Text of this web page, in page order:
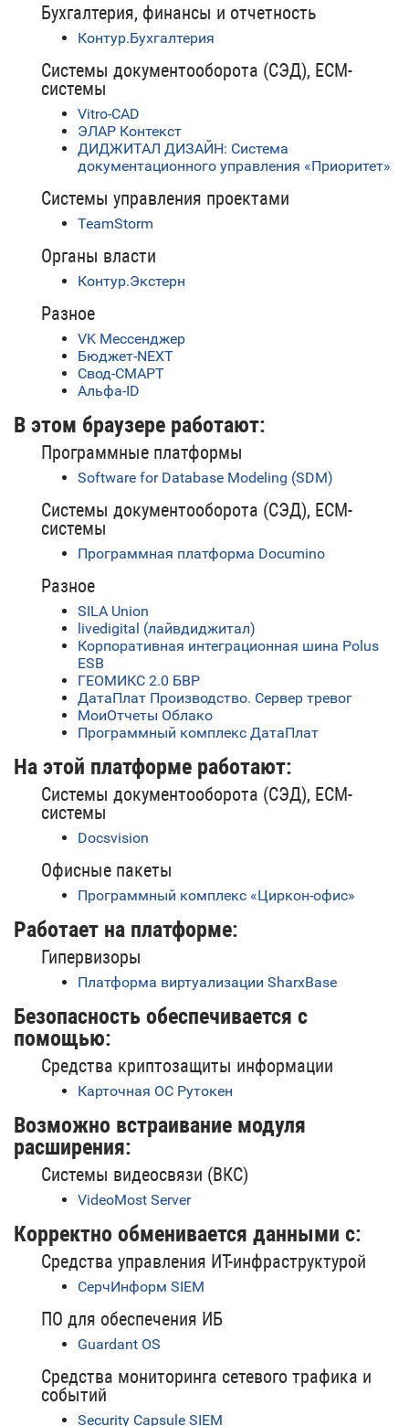
Бухгалтерия, финансы и отчетность
Контур.Бухгалтерия
Системы документооборота (СЭД), ECM-
системы
Vitro-CAD
ЭЛАР Контекст
ДИДЖИТАЛ ДИЗАЙН: Система
документационного управления «Приоритет»
Системы управления проектами
TeamStorm
Органы власти
Контур.Экстерн
Разное
VK Мессенджер
Бюджет-NEXT
Свод-СМАРТ
Альфа-ID
В этом браузере работают:
Программные платформы
Software for Database Modeling (SDM)
Системы документооборота (СЭД), ECM-
системы
Программная платформа Documino
Разное
SILA Union
livedigital (лайвдиджитал)
Корпоративная интеграционная шина Polus
ESB
ГЕОМИКС 2.0 БВР
ДатаПлат Производство. Сервер тревог
МоиОтчеты Облако
Программный комплекс ДатаПлат
На этой платформе работают:
Системы документооборота (СЭД), ECM-
системы
Docsvision
Офисные пакеты
Программный комплекс «Циркон-офис»
Работает на платформе:
Гипервизоры
Платформа виртуализации SharxBase
Безопасность обеспечивается с
помощью:
Средства криптозащиты информации
Карточная ОС Рутокен
Возможно встраивание модуля
расширения:
Системы видеосвязи (ВКС)
VideoMost Server
Корректно обменивается данными с:
Средства управления ИТ-инфраструктурой
СерчИнформ SIEM
ПО для обеспечения ИБ
Guardant OS
Средства мониторинга сетевого трафика и
событий
Security Capsule SIEM